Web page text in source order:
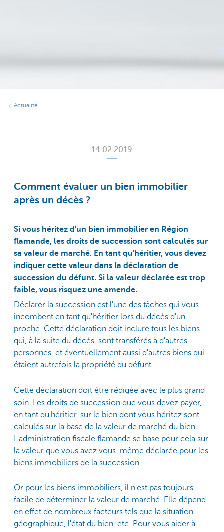
Actualité
14.02.2019
Comment évaluer un bien immobilier
après un décès ?
Si vous héritez d'un bien immobilier en Région
flamande, les droits de succession sont calculés sur
sa valeur de marché. En tant qu'héritier, vous devez
indiquer cette valeur dans la déclaration de
succession du défunt. Si la valeur déclarée est trop
faible, vous risquez une amende.
Déclarer la succession est l'une des tâches qui vous
incombent en tant qu'héritier lors du décès d'un
proche. Cette déclaration doit inclure tous les biens
qui, à la suite du décès, sont transférés à d'autres
personnes, et éventuellement aussi d'autres biens qui
étaient autrefois la propriété du défunt.
Cette déclaration doit être rédigée avec le plus grand
soin. Les droits de succession que vous devez payer,
en tant qu'héritier, sur le bien dont vous héritez sont
calculés sur la base de la valeur de marché du bien.
L'administration fiscale flamande se base pour cela sur
la valeur que vous avez vous-même déclarée pour les
biens immobiliers de la succession.
Or pour les biens immobiliers, il n'est pas toujours
facile de déterminer la valeur de marché. Elle dépend
en effet de nombreux facteurs tels que la situation
géographique, l'état du bien, etc. Pour vous aider à